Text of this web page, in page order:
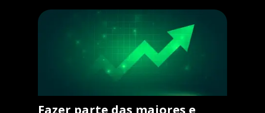
Fazer parte das maiores e